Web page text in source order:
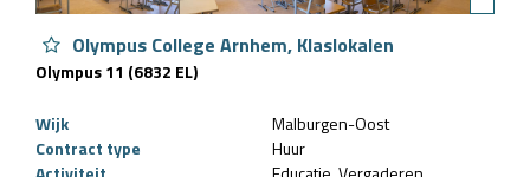
Olympus College Arnhem, Klaslokalen
Olympus 11 (6832 EL)
Wijk
Malburgen-Oost
Contract type
Huur